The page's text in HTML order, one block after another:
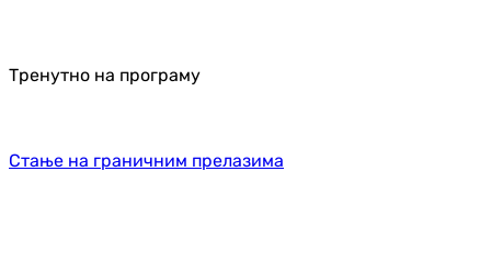
Тренутно на програму
Стање на граничним прелазима